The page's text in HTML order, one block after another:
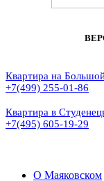
Квартира на
+7(499) 255-01-86
Квартира в
+7(495) 605-19-29
О Маяковском